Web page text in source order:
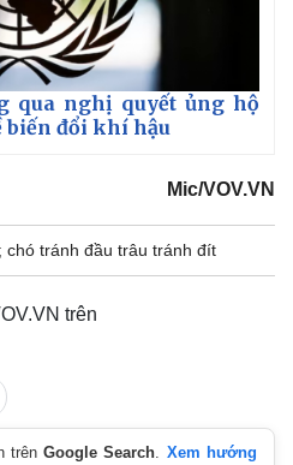
Vũ khí
qua nghị quyết ủng hộ
biến đổi khí hậu
Mic/VOV.VN
chó tránh đầu trâu tránh đít
trên
trênGoogle Search Xem hướng